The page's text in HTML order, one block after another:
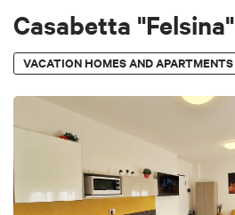
Casabetta "Felsina"
VACATION HOMES AND APARTMENTS